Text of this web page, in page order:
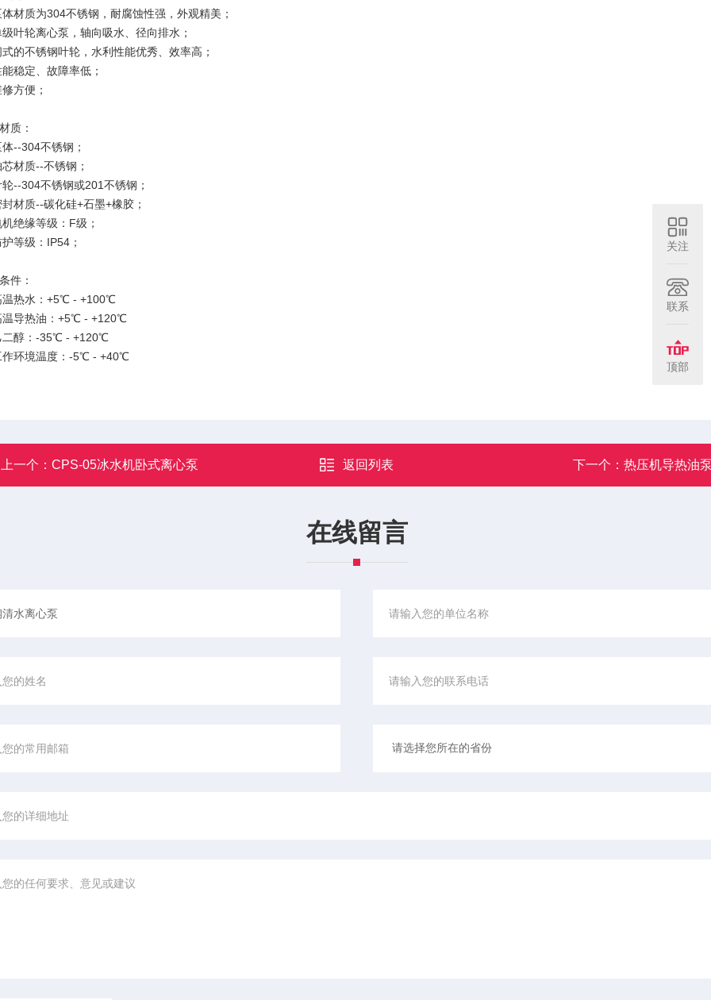
材质为304不锈钢，耐腐蚀性强，外观精美；
叶轮离心泵，轴向吸水、径向排水；
的不锈钢叶轮，水利性能优秀、效率高；
稳定、故障率低；
方便；
质：
--304不锈钢；
材质--不锈钢；
--304不锈钢或201不锈钢；
材质--碳化硅+石墨+橡胶；
绝缘等级：F级；
等级：IP54；
件：
热水：+5℃ - +100℃
导热油：+5℃ - +120℃
醇：-35℃ - +120℃
环境温度：-5℃ - +40℃
上一个： CPS-05冰水机卧式离心泵 返回列表 下一个：热压机导热油
在线留言
关注
联系
顶部